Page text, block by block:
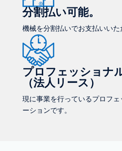
分割払い可能。
機械を分割払いでお支払いいた
プロフェッショナ
（法人リース）
現に事業を行っているプロフェ
ーションです。